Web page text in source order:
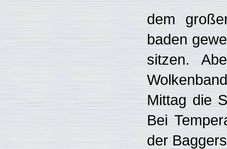
dem
baden
sitzen.
Mittag die
Bei
der